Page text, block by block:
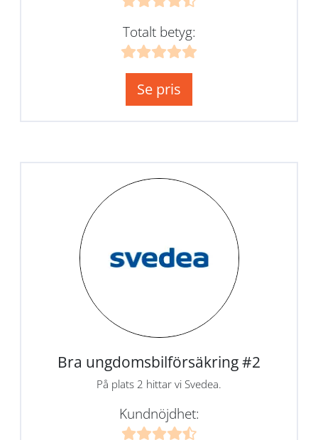
Totalt betyg:
Se pris
Bra ungdomsbilförsäkring #2
På plats 2 hittar vi Svedea.
Kundnöjdhet: